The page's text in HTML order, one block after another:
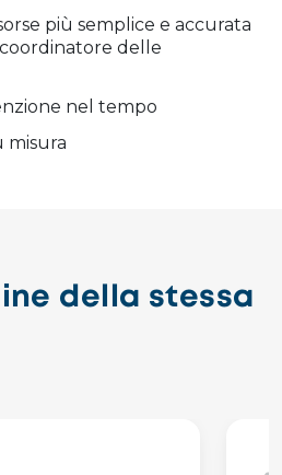
più semplice e accurata
delle
nel tempo
misura
della stessa